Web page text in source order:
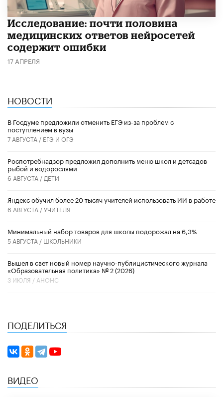
Исследование: почти половина
медицинских ответов нейросетей
содержит ошибки
17 АПРЕЛЯ
НОВОСТИ
В Госдуме предложили отменить ЕГЭ из-за проблем с
поступлением в вузы
7 АВГУСТА / ЕГЭ И ОГЭ
Роспотребнадзор предложил дополнить меню школ и детсадов
рыбой и водорослями
6 АВГУСТА / ДЕТИ
​Яндекс обучил более 20 тысяч учителей использовать ИИ в работе
6 АВГУСТА /УЧИТЕЛЯ
Минимальный набор товаров для школы подорожал на 6,3%
5 АВГУСТА / ШКОЛЬНИКИ
Вышел в свет новый номер научно-публицистического журнала
«Образовательная политика» № 2 (2026)
3 ИЮЛЯ / АНОНС
ПОДЕЛИТЬСЯ
ВИДЕО